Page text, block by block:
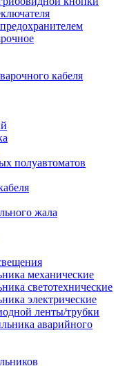
кабеля
полуавтоматов
жала
механические
светотехнические
электрические
ленты/трубки
аварийного